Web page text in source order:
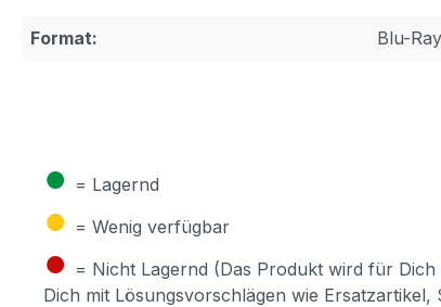
Format: Blu-Ray
● = Lagernd
● = Wenig verfügbar
● = Nicht Lagernd (Das Produkt wird für
Dich mit Lösungsvorschlägen wie